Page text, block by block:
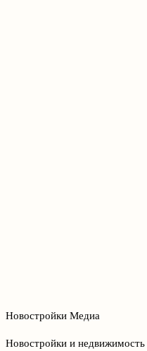
Новостройки Медиа
Новостройки и недвижимость